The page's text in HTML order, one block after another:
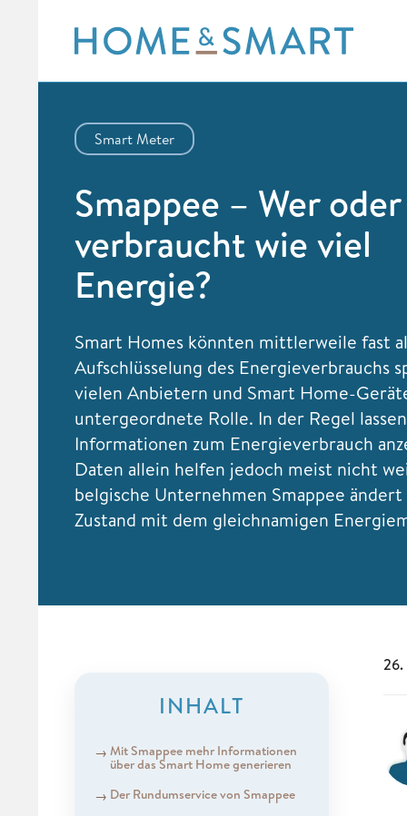
content
Smart Meter
Smappee – Wer
verbraucht wie viel
Energie?
Smart Homes könnten mittlerweile fast
Aufschlüsselung des Energieverbrauchs
vielen Anbietern und Smart Home-
untergeordnete Rolle. In der Regel
Informationen zum Energieverbrauch
Daten allein helfen jedoch meist nicht
belgische Unternehmen Smappee ändert
Zustand mit dem gleichnamigen
INHALT
Mit Smappee mehr Informationen
über das Smart Home generieren
Der Rundumservice von Smappee
26.